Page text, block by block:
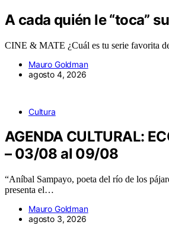
A cada quién le “toca”
CINE & MATE ¿Cuál es tu serie favorita
Mauro Goldman
agosto 4, 2026
Cultura
AGENDA CULTURAL:
– 03/08 al 09/08
“Aníbal Sampayo, poeta del río de los
presenta el…
Mauro Goldman
agosto 3, 2026